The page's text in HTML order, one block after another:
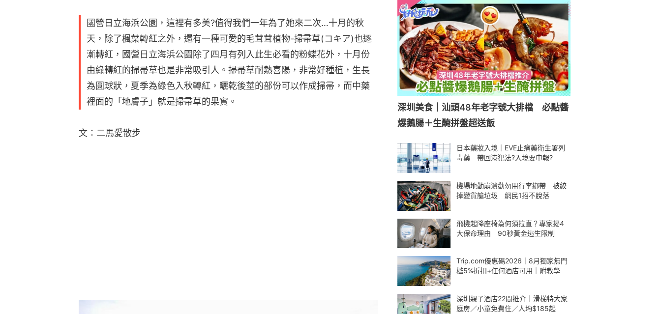
國營日立海浜公園，這裡有多美?值得我們一年為了她來二次…十月的秋
天，除了楓葉轉紅之外，還有一種可愛的毛茸茸植物-掃帚草(コキア)也逐
漸轉紅，國營日立海浜公園除了四月有列入此生必看的粉蝶花外，十月份
由綠轉紅的掃帚草也是非常吸引人。掃帚草耐熱喜陽，非常好種植，生長
為圓球狀，夏季為綠色入秋轉紅，曬乾後莖的部份可以作成掃帚，而中藥
裡面的「地膚子」就是掃帚草的果實。
文：二馬愛散步
深圳美食｜汕頭48年老字號大排檔 必點醬
爆鵝腸＋生醃拼盤超送飯
日本藥妝入境｜EVE止痛藥衛生署列
毒藥 帶回港犯法?入境要申報?
機場地勤崩潰勸勿用行李綁帶 被絞
掉變貨艙垃圾 網民1招不脫落
飛機起降座椅為何須拉直？專家揭4
大保命理由 90秒黃金逃生限制
Trip.com優惠碼2026｜8月獨家無門
檻5%折扣+任何酒店可用｜附教學
深圳親子酒店22間推介｜滑梯特大家
庭房／小童免費住／人均$185起